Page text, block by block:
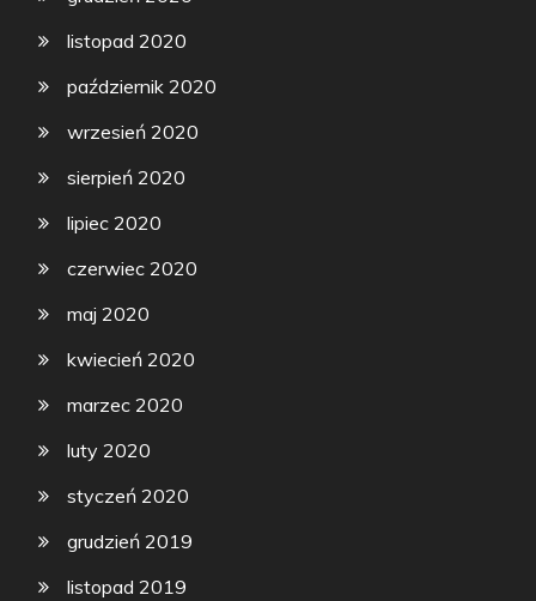
listopad 2020
październik 2020
wrzesień 2020
sierpień 2020
lipiec 2020
czerwiec 2020
maj 2020
kwiecień 2020
marzec 2020
luty 2020
styczeń 2020
grudzień 2019
listopad 2019